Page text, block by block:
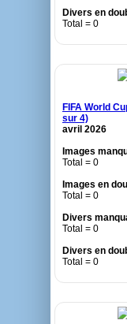
Divers en
Total = 0
FIFA World
sur 4)
avril 2026
Images
Total = 0
Images en
Total = 0
Divers
Total = 0
Divers en
Total = 0